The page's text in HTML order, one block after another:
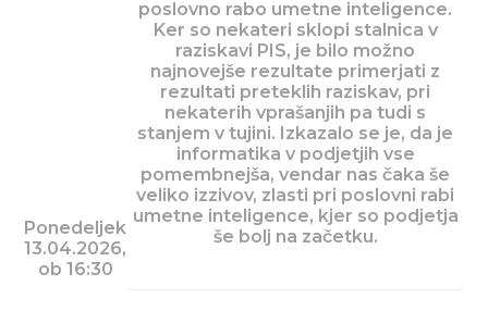
Ponedeljek
13.04.2026,
ob 16:30
poslovno rabo umetne inteligence.
Ker so nekateri sklopi stalnica v
raziskavi PIS, je bilo možno
najnovejše rezultate primerjati z
rezultati preteklih raziskav, pri
nekaterih vprašanjih pa tudi s
stanjem v tujini. Izkazalo se je, da je
informatika v podjetjih vse
pomembnejša, vendar nas čaka še
veliko izzivov, zlasti pri poslovni rabi
umetne inteligence, kjer so podjetja
še bolj na začetku.